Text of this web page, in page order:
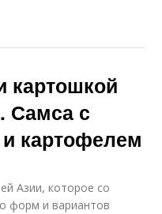
картошкой
Самса с
картофелем
Азии, которое со
форм и вариантов